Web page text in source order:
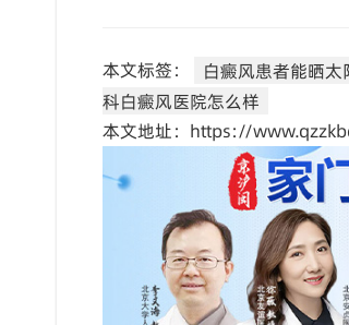
本文标签： 白癜风患者能晒太
科白癜风医院怎么样
本文地址：https://